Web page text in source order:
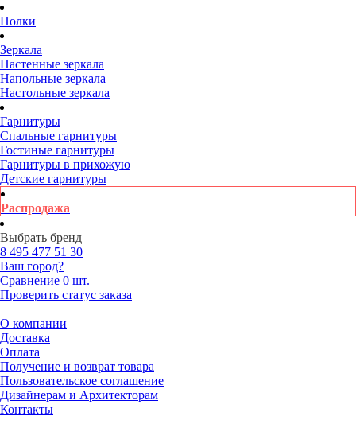
Полки
Зеркала
Настенные зеркала
Напольные зеркала
Настольные зеркала
Гарнитуры
Спальные гарнитуры
Гостиные гарнитуры
Гарнитуры в прихожую
Детские гарнитуры
Распродажа
Выбрать бренд
8 495 477 51 30
Ваш город?
Сравнение 0 шт.
Проверить статус заказа
О компании
Доставка
Оплата
Получение и возврат товара
Пользовательское соглашение
Дизайнерам и Архитекторам
Контакты